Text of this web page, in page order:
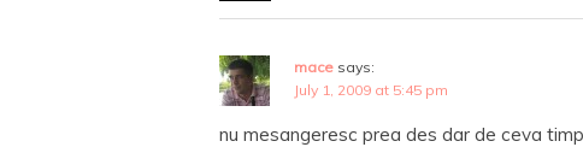
mace says:
July 1, 2009 at 5:45 pm
nu mesangeresc prea des dar de ceva